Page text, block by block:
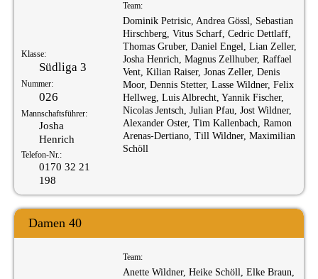
Klasse:
Südliga 3
Nummer:
026
Mannschaftsführer:
Josha
Henrich
Telefon-Nr.:
0170 32 21
198
Team:
Dominik Petrisic, Andrea Gössl, Sebastian
Hirschberg, Vitus Scharf, Cedric Dettlaff,
Thomas Gruber, Daniel Engel, Lian Zeller,
Josha Henrich, Magnus Zellhuber, Raffael
Vent, Kilian Raiser, Jonas Zeller, Denis
Moor, Dennis Stetter, Lasse Wildner, Felix
Hellweg, Luis Albrecht, Yannik Fischer,
Nicolas Jentsch, Julian Pfau, Jost Wildner,
Alexander Oster, Tim Kallenbach, Ramon
Arenas-Dertiano, Till Wildner, Maximilian
Schöll
Damen 40
Team:
Anette Wildner, Heike Schöll, Elke Braun,